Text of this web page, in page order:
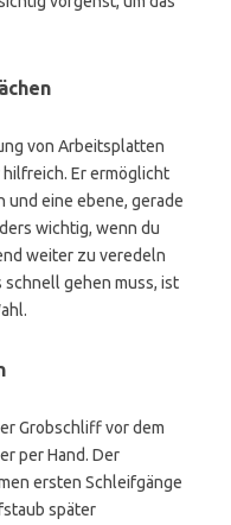
von Arbeitsplatten
Er ermöglicht
und eine ebene, gerade
wichtig, wenn du
weiter zu veredeln
gehen muss, ist
Grobschliff vor dem
per Hand. Der
ersten Schleifgänge
später